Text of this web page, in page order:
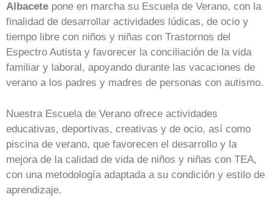
Albacete pone en marcha su Escuela de Verano, con la
finalidad de desarrollar actividades lúdicas, de ocio y
tiempo libre con niños y niñas con Trastornos del
Espectro Autista y favorecer la conciliación de la vida
familiar y laboral, apoyando durante las vacaciones de
verano a los padres y madres de personas con autismo.
Nuestra Escuela de Verano ofrece actividades
educativas, deportivas, creativas y de ocio, así como
piscina de verano, que favorecen el desarrollo y la
mejora de la calidad de vida de niños y niñas con TEA,
con una metodología adaptada a su condición y estilo de
aprendizaje.